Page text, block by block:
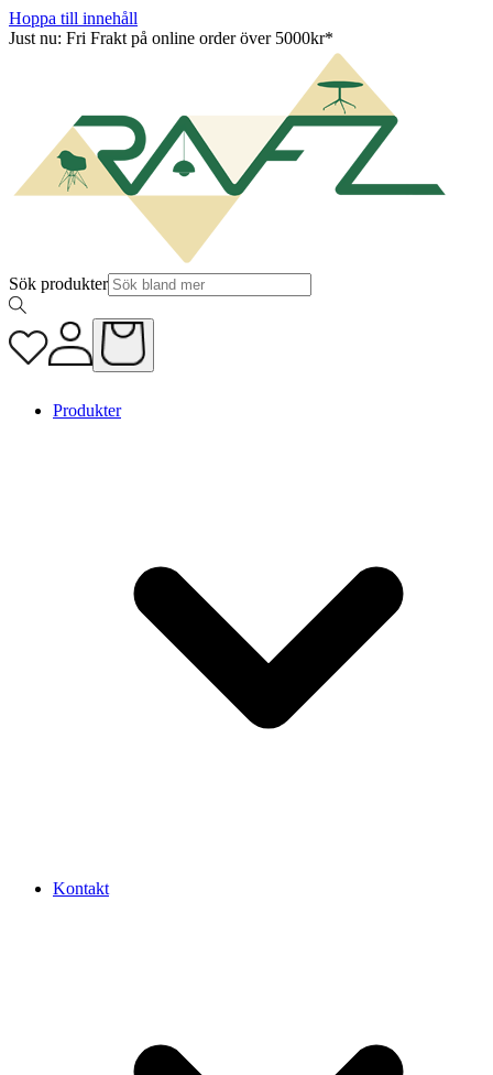
Hoppa till innehåll
Just nu: Fri Frakt på online order över 5000kr*
Sök produkter
Produkter
Kontakt